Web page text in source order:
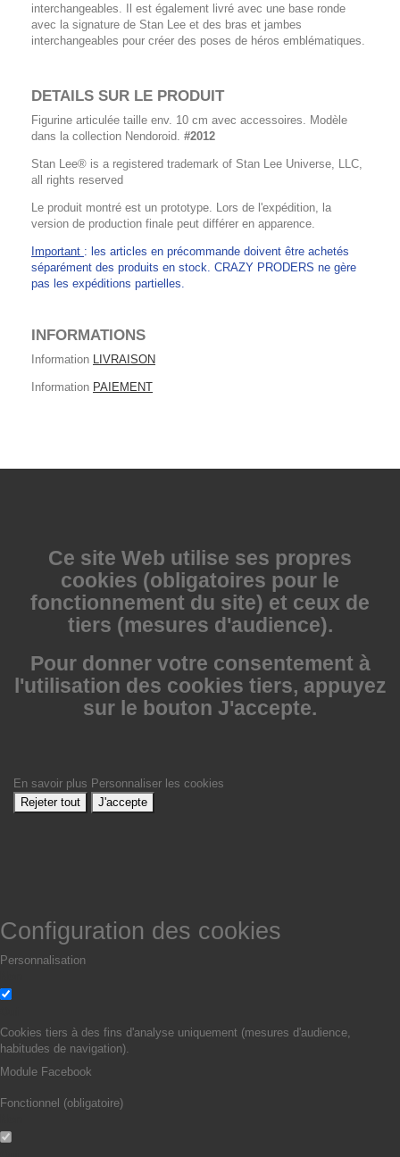
interchangeables. Il est également livré avec une base ronde
avec la signature de Stan Lee et des bras et jambes
interchangeables pour créer des poses de héros emblématiques.
DETAILS SUR LE PRODUIT
Figurine articulée taille env. 10 cm avec accessoires. Modèle
dans la collection Nendoroid. #2012
Stan Lee® is a registered trademark of Stan Lee Universe, LLC,
all rights reserved
Le produit montré est un prototype. Lors de l'expédition, la
version de production finale peut différer en apparence.
Important : les articles en précommande doivent être achetés
séparément des produits en stock. CRAZY PRODERS ne gère
pas les expéditions partielles.
INFORMATIONS
Information LIVRAISON
Information PAIEMENT
Ce site Web utilise ses propres
cookies (obligatoires pour le
fonctionnement du site) et ceux de
tiers (mesures d'audience).
Pour donner votre consentement à
l'utilisation des cookies tiers, appuyez
sur le bouton J'accepte.
En savoir plus Personnaliser les cookies
Rejeter tout
J'accepte
Configuration des cookies
Personnalisation
Cookies tiers à des fins d'analyse uniquement (mesures d'audience,
habitudes de navigation).
Module Facebook
Fonctionnel (obligatoire)